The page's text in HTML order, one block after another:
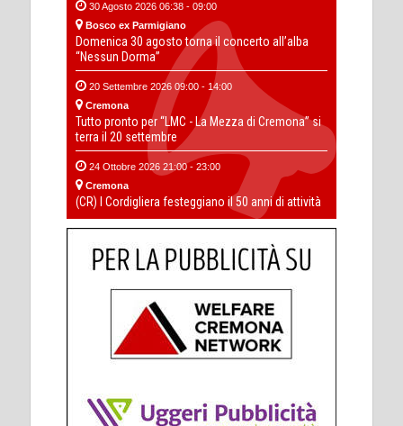
30 Agosto 2026 06:38 - 09:00
Bosco ex Parmigiano
Domenica 30 agosto torna il concerto all’alba
“Nessun Dorma”
20 Settembre 2026 09:00 - 14:00
Cremona
Tutto pronto per “LMC - La Mezza di Cremona” si
terra il 20 settembre
24 Ottobre 2026 21:00 - 23:00
Cremona
(CR) I Cordigliera festeggiano il 50 anni di attività